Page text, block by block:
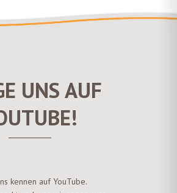
UNS AUF
kennen auf YouTube.